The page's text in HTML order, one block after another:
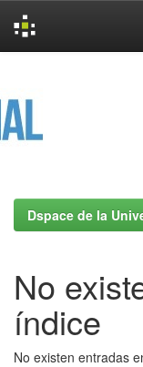
Dspace de la
No
índice
No existen entradas